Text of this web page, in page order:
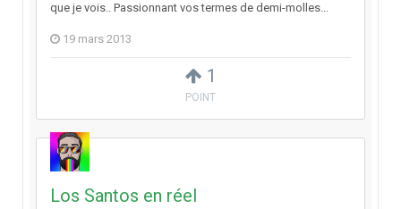
1
POINT
que je vois.. Passionnant vos termes de demi-molles...
19 mars 2013
Los Santos en réel